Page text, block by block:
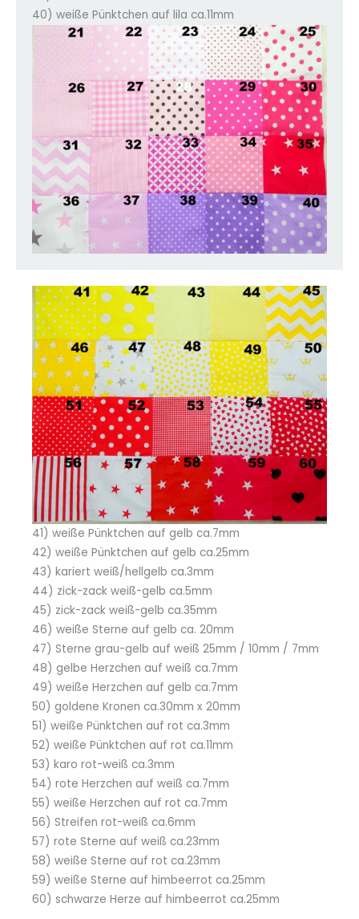
40) weiße Pünktchen auf lila ca.11mm
41) weiße Pünktchen auf gelb ca.7mm
42) weiße Pünktchen auf gelb ca.25mm
43) kariert weiß/hellgelb ca.3mm
44) zick-zack weiß-gelb ca.5mm
45) zick-zack weiß-gelb ca.35mm
46) weiße Sterne auf gelb ca. 20mm
47) Sterne grau-gelb auf weiß 25mm / 10mm / 7mm
48) gelbe Herzchen auf weiß ca.7mm
49) weiße Herzchen auf gelb ca.7mm
50) goldene Kronen ca.30mm x 20mm
51) weiße Pünktchen auf rot ca.3mm
52) weiße Pünktchen auf rot ca.11mm
53) karo rot-weiß ca.3mm
54) rote Herzchen auf weiß ca.7mm
55) weiße Herzchen auf rot ca.7mm
56) Streifen rot-weiß ca.6mm
57) rote Sterne auf weiß ca.23mm
58) weiße Sterne auf rot ca.23mm
59) weiße Sterne auf himbeerrot ca.25mm
60) schwarze Herze auf himbeerrot ca.25mm